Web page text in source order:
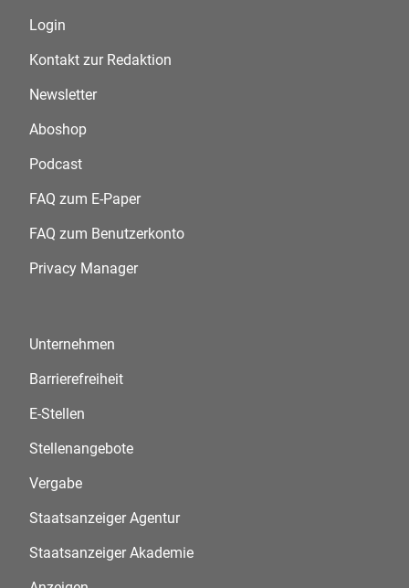
Login
Kontakt zur Redaktion
Newsletter
Aboshop
Podcast
FAQ zum E-Paper
FAQ zum Benutzerkonto
Privacy Manager
Unternehmen
Barrierefreiheit
E-Stellen
Stellenangebote
Vergabe
Staatsanzeiger Agentur
Staatsanzeiger Akademie